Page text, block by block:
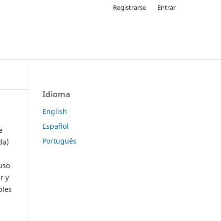
Registrarse Entrar
y
Idioma
English
Español
Português